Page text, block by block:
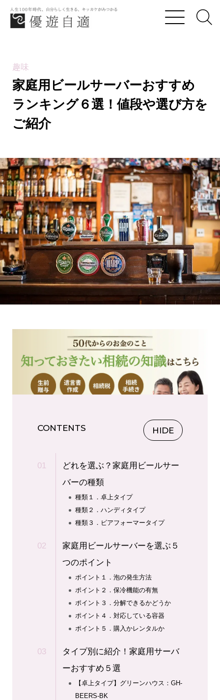
趣味
家庭用ビールサーバーおすすめ
ランキング６選！値段や選び方を
ご紹介
CONTENTS HIDE
どれを選ぶ？家庭用ビールサー
バーの種類
種類１．卓上タイプ
種類２．ハンディタイプ
種類３．ビアフォーマータイプ
家庭用ビールサーバーを選ぶ５
つのポイント
ポイント１．泡の発生方法
ポイント２．保冷機能の有無
ポイント３．分解できるかどうか
ポイント４．対応している容器
ポイント５．購入かレンタルか
タイプ別に紹介！家庭用サーバ
ーおすすめ５選
【卓上タイプ】グリーンハウス：GH‐
BEERS‐BK